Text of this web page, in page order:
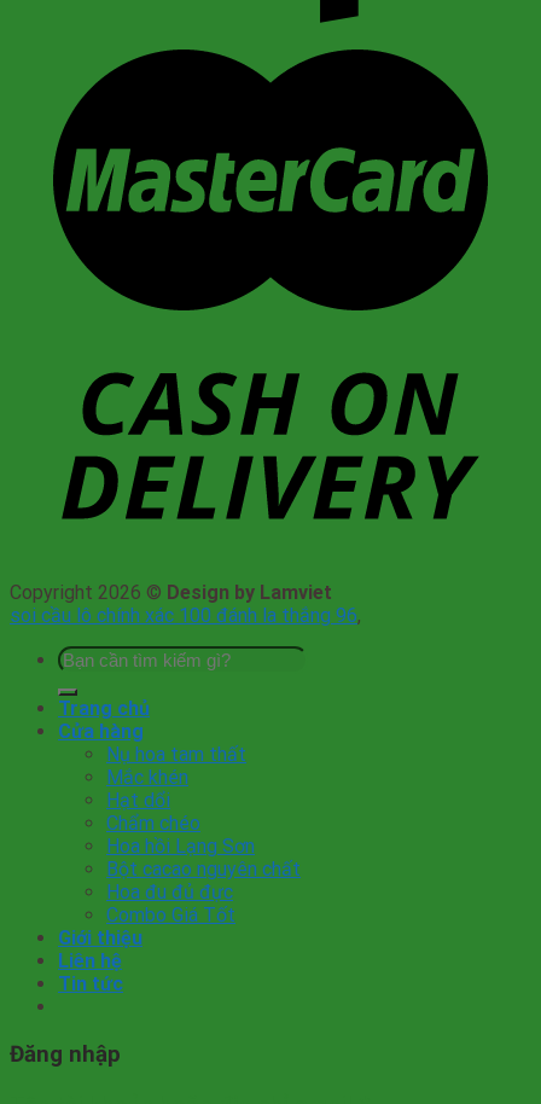
Copyright 2026 © Design by Lamviet
soi cầu lô chính xác 100 đánh la thắng 96,
Tìm
kiếm:
Trang chủ
Cửa hàng
Nụ hoa tam thất
Mắc khén
Hạt dổi
Chẩm chéo
Hoa hồi Lạng Sơn
Bột cacao nguyên chất
Hoa đu đủ đực
Combo Giá Tốt
Giới thiệu
Liên hệ
Tin tức
Đăng nhập